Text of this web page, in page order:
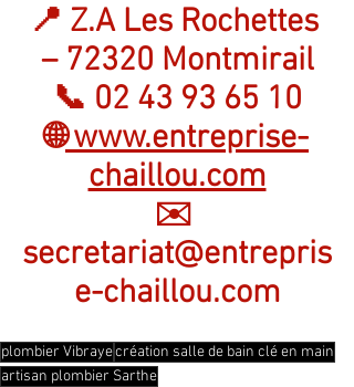
📍 Z.A Les Rochettes
– 72320 Montmirail
📞 02 43 93 65 10
🌐www.entreprise-
chaillou.com
✉️
secretariat@entrepris
e-chaillou.com
plombier Vibrayecréation salle de bain clé en main
artisan plombier Sarthe